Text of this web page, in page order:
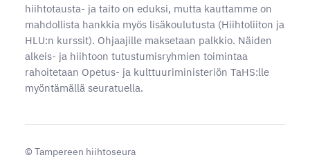
hiihtotausta- ja taito on eduksi, mutta kauttamme on
mahdollista hankkia myös lisäkoulutusta (Hiihtoliiton ja
HLU:n kurssit). Ohjaajille maksetaan palkkio. Näiden
alkeis- ja hiihtoon tutustumisryhmien toimintaa
rahoitetaan Opetus- ja kulttuuriministeriön TaHS:lle
myöntämällä seuratuella.
© Tampereen hiihtoseura